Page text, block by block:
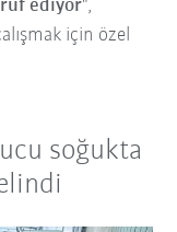
ediyor",
için özel
soğukta